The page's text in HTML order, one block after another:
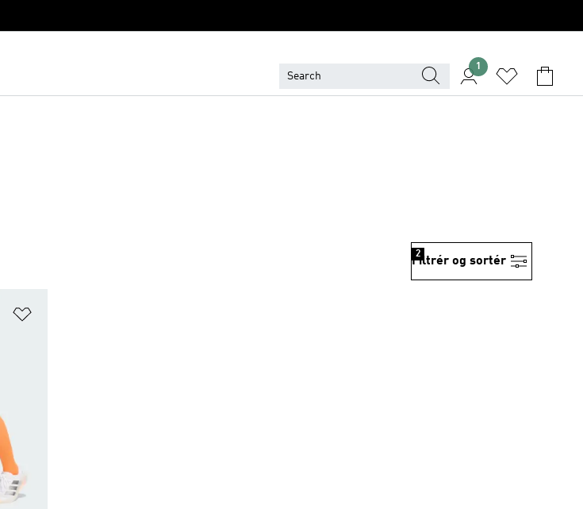
1
Filtrér og sortér
2